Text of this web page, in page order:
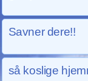
Savner dere!!
så koslige